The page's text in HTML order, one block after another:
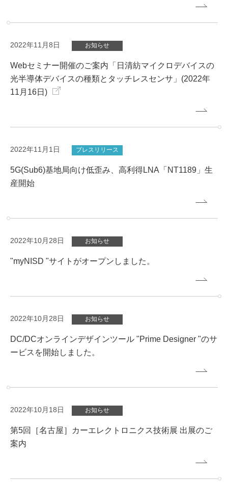
2022年11月8日 お知らせ
Webセミナー開催のご案内「日清紡マイクロデバイスの
光半導体デバイスの種類とタッチレスセンサ」(2022年
11月16日)
2022年11月1日 プレスリリース
5G(Sub6)基地局向け低歪み、高利得LNA「NT1189」生
産開始
2022年10月28日 お知らせ
"myNISD "サイトがオープンしました。
2022年10月28日 お知らせ
DC/DCオンラインデザインツール "Prime Designer "のサ
ービスを開始しました。
2022年10月18日 お知らせ
第5回［名古屋］カーエレクトロニクス技術展 出展のご
案内